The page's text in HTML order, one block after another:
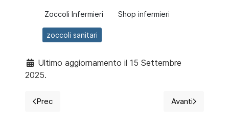
Zoccoli Infermieri Shop infermieri
zoccoli sanitari
Ultimo aggiornamento il 15 Settembre
2025.
Articolo precedente: L'Italia si conferma tra le
Prec Articolo
Avanti